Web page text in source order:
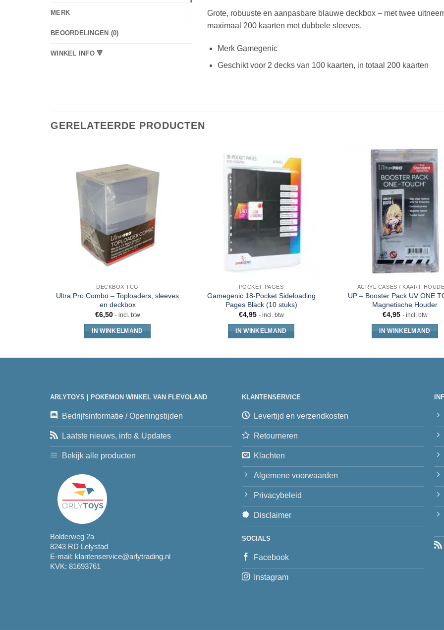
MERK
BEOORDELINGEN (0)
WINKEL INFO 🔻
Grote, robuuste en aanpasbare blauwe deckbox – met twee
maximaal 200 kaarten met dubbele sleeves.
Merk Gamegenic
Geschikt voor 2 decks van 100 kaarten, in totaal 200 kaarten
GERELATEERDE PRODUCTEN
DECKBOX TCG
Ultra Pro Combo – Toploaders, sleeves
en deckbox
€6,50 - incl. btw
IN WINKELMAND
POCKET PAGES
Gamegenic 18-Pocket Sideloading
Pages Black (10 stuks)
€4,95 - incl. btw
IN WINKELMAND
ACRYL CASES / KAART
UP – Booster Pack UV ONE
Magnetische Houder
€4,95 - incl. btw
IN WINKELMAND
ARLYTOYS | POKEMON WINKEL VAN FLEVOLAND
Bedrijfsinformatie / Openingstijden
Laatste nieuws, info & Updates
Bekijk alle producten
Bolderweg 2a
8243 RD Lelystad
E-mail: klantenservice@arlytrading.nl
KVK: 81693761
KLANTENSERVICE
Levertijd en verzendkosten
Retourneren
Klachten
Algemene voorwaarden
Privacybeleid
Disclaimer
SOCIALS
Facebook
Instagram